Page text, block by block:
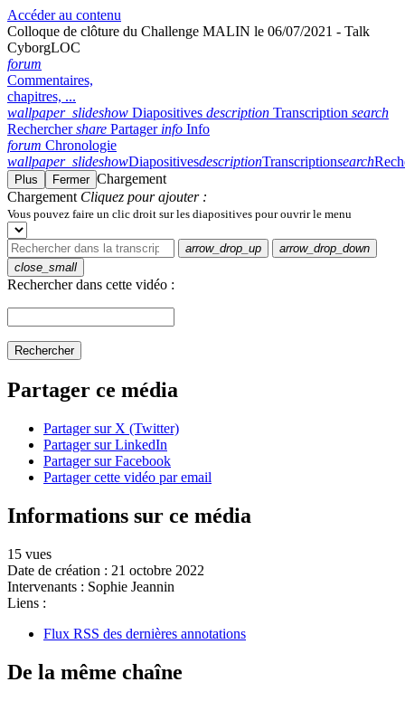
Accéder au contenu
Colloque de clôture du Challenge MALIN le 06/07/2021 - Talk
CyborgLOC
forum
Commentaires,
chapitres, ...
wallpaper_slideshow Diapositives description Transcription search
Rechercher share Partager info Info
forum Chronologie
wallpaper_slideshowDiapositivesdescriptionTranscriptionsearch
Plus Fermer Chargement
Chargement Cliquez pour ajouter :
Vous pouvez faire un clic droit sur les diapositives pour ouvrir le menu
arrow_drop_up
arrow_drop_down
close_small
Rechercher dans cette vidéo :
Rechercher
Partager ce média
Partager sur X (Twitter)
Partager sur LinkedIn
Partager sur Facebook
Partager cette vidéo par email
Informations sur ce média
15 vues
Date de création : 21 octobre 2022
Intervenants : Sophie Jeannin
Liens :
Flux RSS des dernières annotations
De la même chaîne